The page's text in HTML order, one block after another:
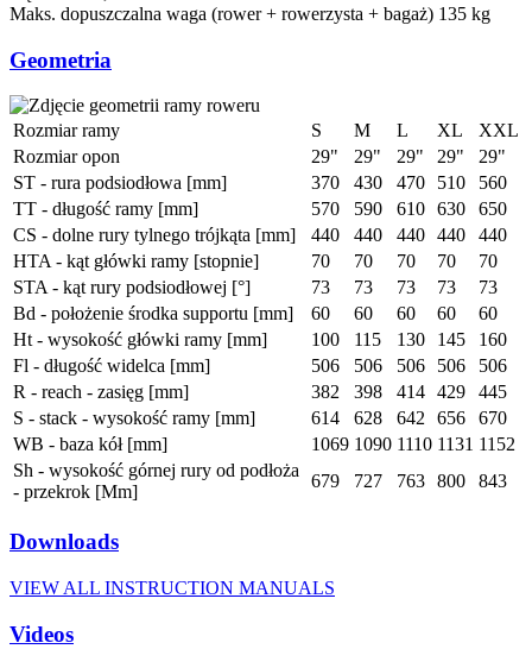
Maks. dopuszczalna waga (rower + rowerzysta + bagaż) 135 kg
Geometria
Rozmiar ramy S M L XL
XXL
Rozmiar opon
29" 29" 29" 29"
29"
ST - rura podsiodłowa [mm]
370 430 470 510
560
TT - długość ramy [mm]
570 590 610 630
650
CS - dolne rury tylnego trójkąta [mm]
440 440 440 440
440
HTA - kąt główki ramy [stopnie]
70 70 70 70
70
STA - kąt rury podsiodłowej [°]
73 73 73 73
73
Bd - położenie środka supportu [mm]
60 60 60 60
60
Ht - wysokość główki ramy [mm]
100 115 130 145
160
Fl - długość widelca [mm]
506 506 506 506
506
R - reach - zasięg [mm]
382 398 414 429
445
S - stack - wysokość ramy [mm]
614 628 642 656
670
WB - baza kół [mm]
1069 1090 1110 1131 1152
Sh - wysokość górnej rury od podłoża
- przekrok [Mm]
679 727 763 800 843
Downloads
VIEW ALL INSTRUCTION MANUALS
Videos